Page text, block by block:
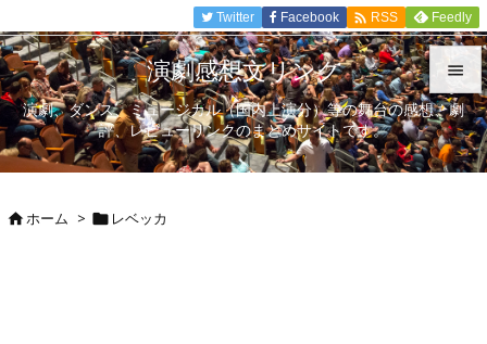


メニュ

Twitter Facebook  RSS Feedly
演劇感想文リンク
演劇、ダンス、ミュージカル（国内上演分）等の舞台の感想、劇
評、レビューリンクのまとめサイトです。
ホーム >  レベッカ